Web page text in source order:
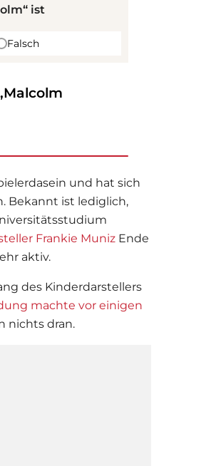
ist
Falsch
und hat sich
Bekannt ist lediglich,
Frankie Muniz Ende
aktiv.
des Kinderdarstellers
machte vor einigen
nichts dran.